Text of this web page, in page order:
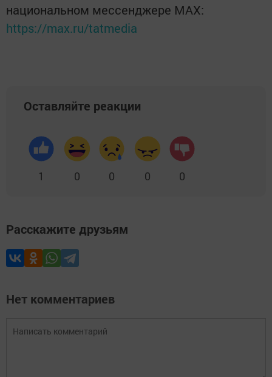
национальном мессенджере MАХ:
https://max.ru/tatmedia
Оставляйте реакции
1 0 0 0 0
Расскажите друзьям
Нет комментариев